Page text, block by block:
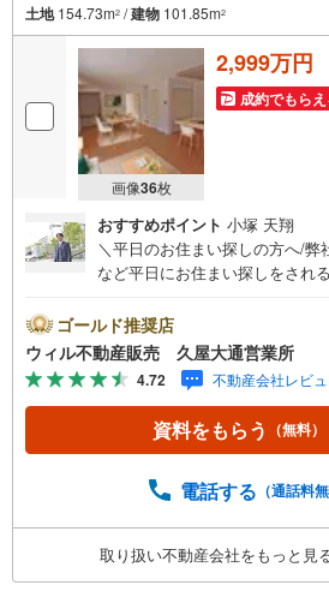
土地154.73m2 /建物 101.85m2
画像36枚
2,999万円
成約でもら
おすすめポイント 小塚 天翔
＼平日のお住まい探しの方へ/弊
など平日にお住まい探しをされ
時まで”毎日”営業しています。
業時間外でのご内覧もご対応い
も気になる物件がある方へ/不動
有されているので、名古屋市全
もご内覧が可能です！ 【ウィ
所】◎地下鉄東山線「栄」駅7A
ズスペースあり◎営業時間
軽にご連絡下さい！現地を見学
を見学する（無料）」ボタンよ
ただけますとスムーズにご案内
ゴールド推奨店
ウィル不動産販売 久屋大通営業所
4.72 不動産会社レビ
資料をもらう （無料）
電話する （通話料
取り扱い不動産会社をもっと見